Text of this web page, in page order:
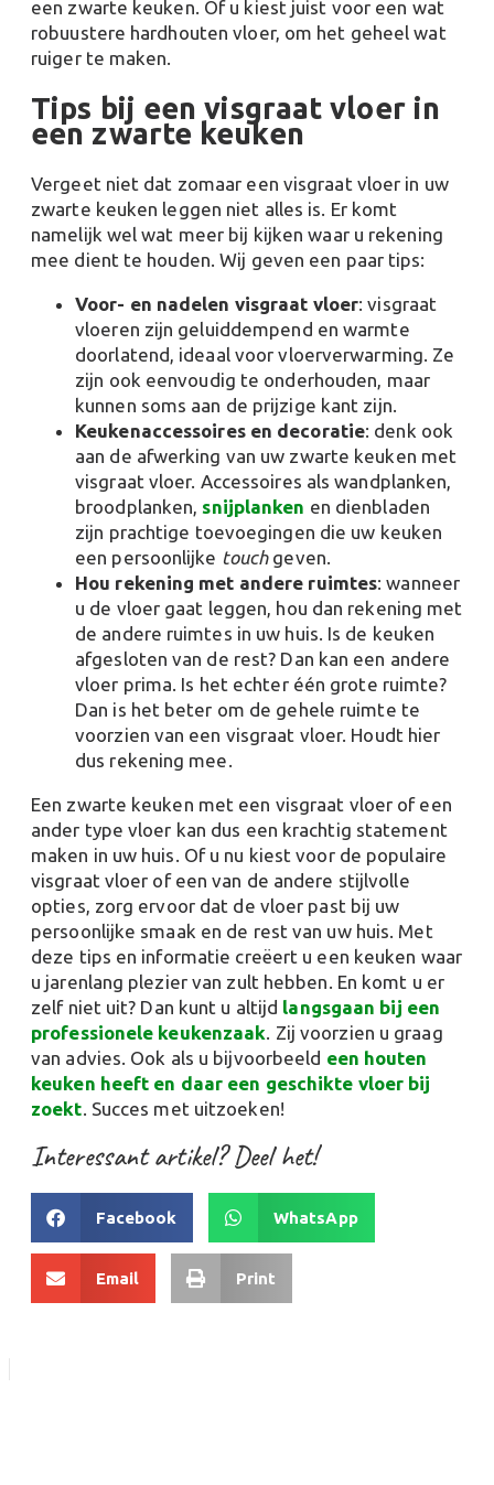
een zwarte keuken​​. Of u kiest juist voor een wat
robuustere hardhouten vloer, om het geheel wat
ruiger te maken.
Tips bij een visgraat vloer in
een zwarte keuken
Vergeet niet dat zomaar een visgraat vloer in uw
zwarte keuken leggen niet alles is. Er komt
namelijk wel wat meer bij kijken waar u rekening
mee dient te houden. Wij geven een paar tips:
Voor- en nadelen visgraat vloer: visgraat
vloeren zijn geluiddempend en warmte
doorlatend, ideaal voor vloerverwarming. Ze
zijn ook eenvoudig te onderhouden, maar
kunnen soms aan de prijzige kant zijn​​.
Keukenaccessoires en decoratie: denk ook
aan de afwerking van uw zwarte keuken met
visgraat vloer. Accessoires als wandplanken,
broodplanken, snijplanken en dienbladen
zijn prachtige toevoegingen die uw keuken
een persoonlijke touchgeven​​.
Hou rekening met andere ruimtes: wanneer
u de vloer gaat leggen, hou dan rekening met
de andere ruimtes in uw huis. Is de keuken
afgesloten van de rest? Dan kan een andere
vloer prima. Is het echter één grote ruimte?
Dan is het beter om de gehele ruimte te
voorzien van een visgraat vloer. Houdt hier
dus rekening mee.
Een zwarte keuken met een visgraat vloer of een
ander type vloer kan dus een krachtig statement
maken in uw huis. Of u nu kiest voor de populaire
visgraat vloer of een van de andere stijlvolle
opties, zorg ervoor dat de vloer past bij uw
persoonlijke smaak en de rest van uw huis. Met
deze tips en informatie creëert u een keuken waar
u jarenlang plezier van zult hebben. En komt u er
zelf niet uit? Dan kunt u altijd langsgaan bij een
professionele keukenzaak. Zij voorzien u graag
van advies. Ook als u bijvoorbeeld een houten
keuken heeft en daar een geschikte vloer bij
zoekt. Succes met uitzoeken!
Interessant artikel? Deel het!
Facebook WhatsApp
Email Print